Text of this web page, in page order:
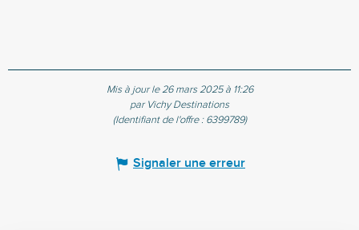
Mis à jour le 26 mars 2025 à 11:26
par Vichy Destinations
(Identifiant de l'offre : 6399789)
Signaler une erreur